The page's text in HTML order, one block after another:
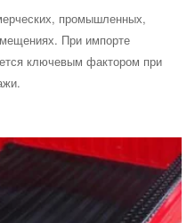
промышленных,
При импорте
ключевым фактором при